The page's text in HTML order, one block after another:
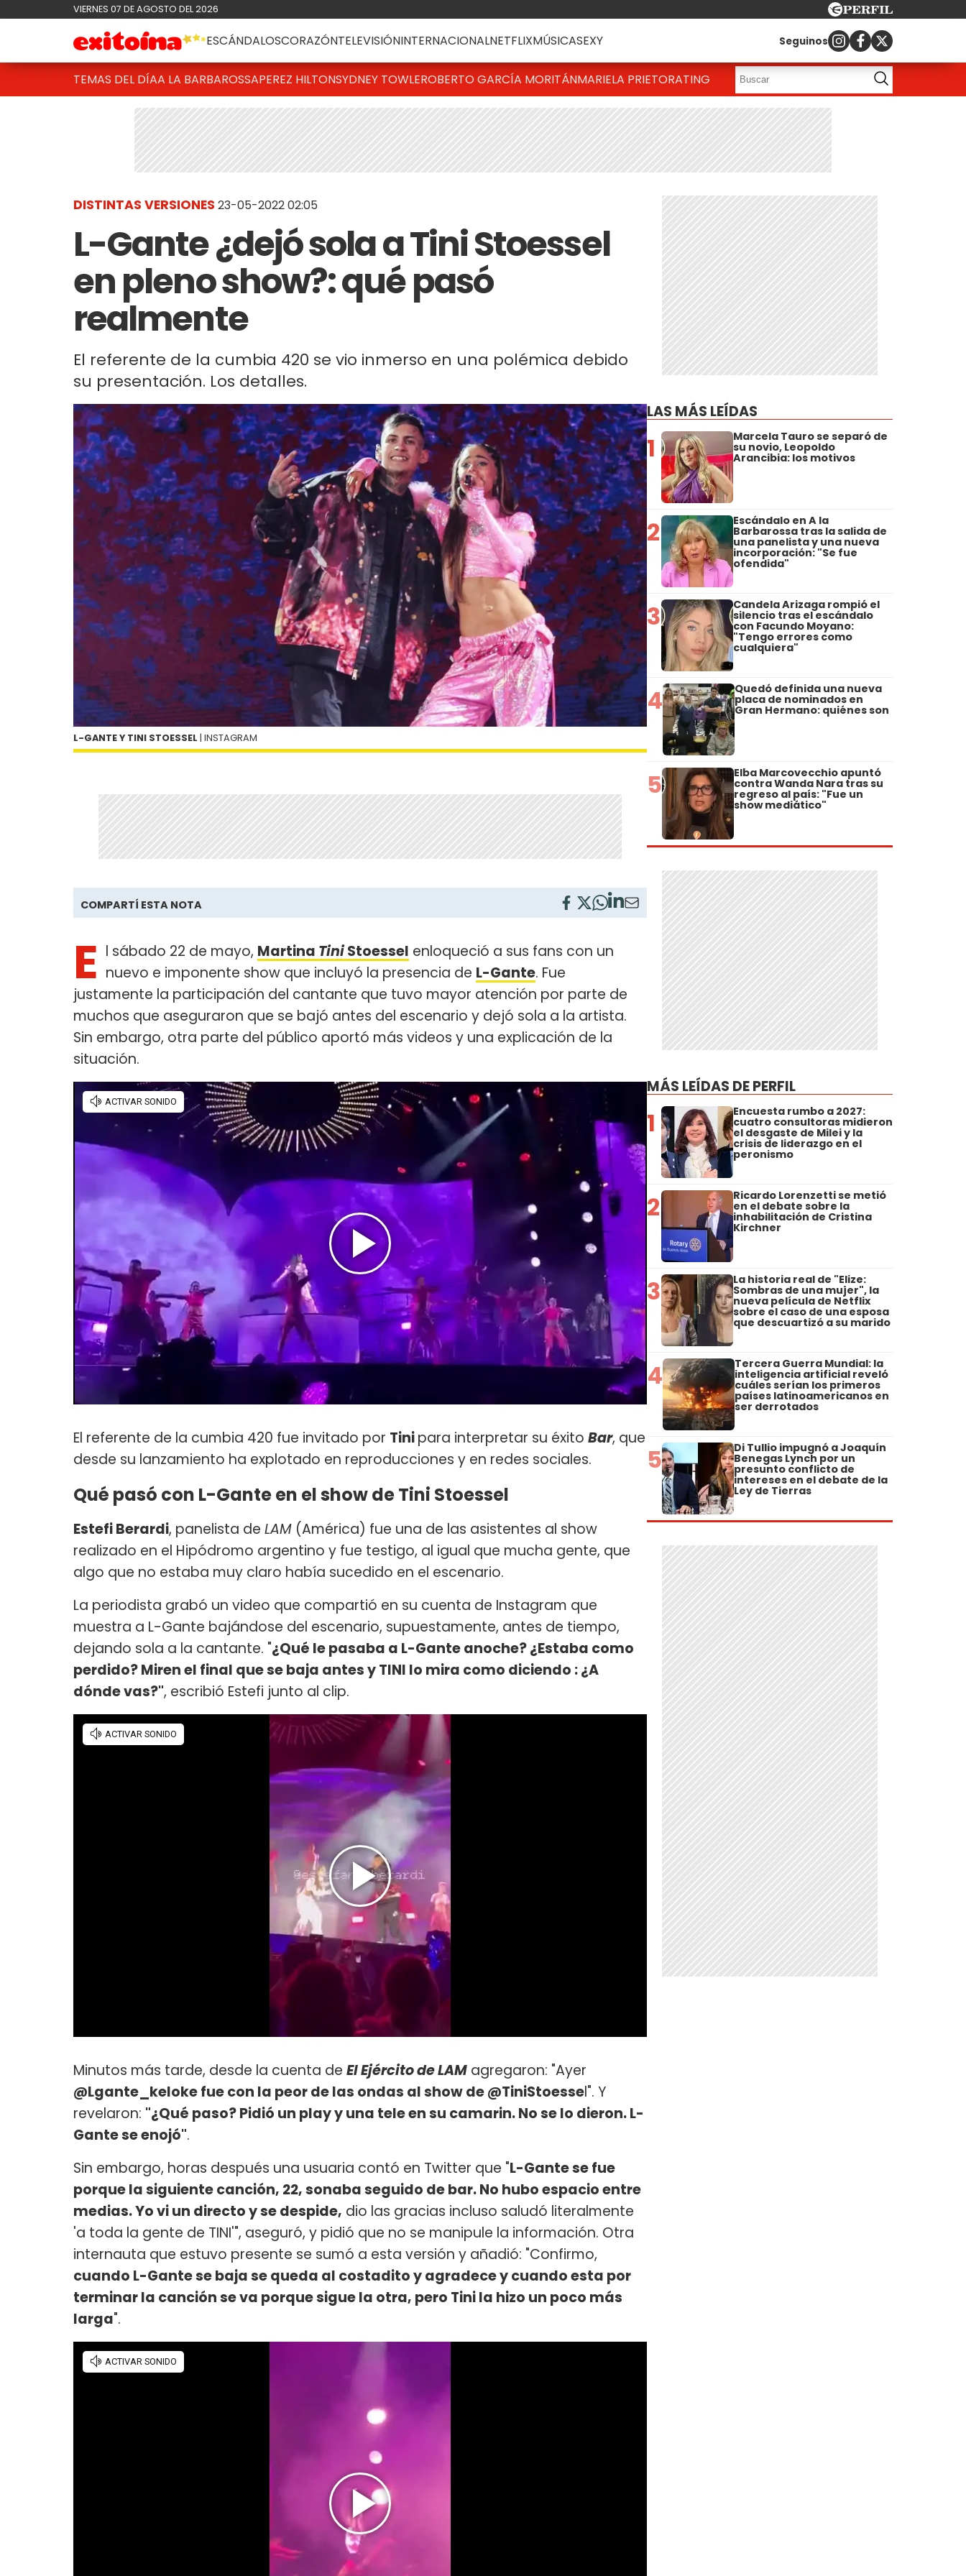
VIERNES 07 DE AGOSTO DEL 2026
ESCÁNDALOSCORAZÓNTELEVISIÓNINTERNACIONALNETFLIXMÚSICASEXY Seguinos
TEMAS DEL DÍAA LA BARBAROSSAPEREZ HILTONSYDNEY TOWLEROBERTO GARCÍA MORITÁNMARIELA PRIETORATING
DISTINTAS VERSIONES 23-05-2022 02:05
L-Gante ¿dejó sola a Tini Stoessel
en pleno show?: qué pasó
realmente
El referente de la cumbia 420 se vio inmerso en una polémica debido
su presentación. Los detalles.
L-GANTE Y TINI STOESSEL | INSTAGRAM
COMPARTÍ ESTA NOTA
E l sábado 22 de mayo, Martina TiniStoessel enloqueció a sus fans con un
nuevo e imponente show que incluyó la presencia de L-Gante. Fue
justamente la participación del cantante que tuvo mayor atención por parte de
muchos que aseguraron que se bajó antes del escenario y dejó sola a la artista.
Sin embargo, otra parte del público aportó más videos y una explicación de la
situación.
El referente de la cumbia 420 fue invitado por Tinipara interpretar su éxito Bar, que
desde su lanzamiento ha explotado en reproducciones y en redes sociales.
Qué pasó con L-Gante en el show de Tini Stoessel
Estefi Berardi, panelista de LAM (América) fue una de las asistentes al show
realizado en el Hipódromo argentino y fue testigo, al igual que mucha gente, que
algo que no estaba muy claro había sucedido en el escenario.
La periodista grabó un video que compartió en su cuenta de Instagram que
muestra a L-Gante bajándose del escenario, supuestamente, antes de tiempo,
dejando sola a la cantante. "¿Qué le pasaba a L-Gante anoche? ¿Estaba como
perdido? Miren el final que se baja antes y TINI lo mira como diciendo : ¿A
dónde vas?", escribió Estefi junto al clip.
Minutos más tarde, desde la cuenta de El Ejército de LAM agregaron: "Ayer
@Lgante_keloke fue con la peor de las ondas al show de @TiniStoessel". Y
revelaron: "¿Qué paso? Pidió un play y una tele en su camarin. No se lo dieron. L-
Gante se enojó".
Sin embargo, horas después una usuaria contó en Twitter que "L-Gante se fue
porque la siguiente canción, 22, sonaba seguido de bar. No hubo espacio entre
medias. Yo vi un directo y se despide, dio las gracias incluso saludó literalmente
'a toda la gente de TINI'", aseguró, y pidió que no se manipule la información. Otra
internauta que estuvo presente se sumó a esta versión y añadió: "Confirmo,
cuando L-Gante se baja se queda al costadito y agradece y cuando esta por
terminar la canción se va porque sigue la otra, pero Tini la hizo un poco más
larga".
LAS MÁS LEÍDAS
1 Marcela Tauro se separó de
su novio, Leopoldo
Arancibia: los motivos
2 Escándalo en A la
Barbarossa tras la salida de
una panelista y una nueva
incorporación: "Se fue
ofendida"
3 Candela Arizaga rompió el
silencio tras el escándalo
con Facundo Moyano:
"Tengo errores como
cualquiera"
4 Quedó definida una nueva
placa de nominados en
Gran Hermano: quiénes son
5 Elba Marcovecchio apuntó
contra Wanda Nara tras su
regreso al país: "Fue un
show mediático"
MÁS LEÍDAS DE PERFIL
1 Encuesta rumbo a 2027:
cuatro consultoras midieron
el desgaste de Milei y la
crisis de liderazgo en el
peronismo
2 Ricardo Lorenzetti se metió
en el debate sobre la
inhabilitación de Cristina
Kirchner
3 La historia real de "Elize:
Sombras de una mujer", la
nueva película de Netflix
sobre el caso de una esposa
que descuartizó a su marido
4 Tercera Guerra Mundial: la
inteligencia artificial reveló
cuáles serían los primeros
países latinoamericanos en
ser derrotados
5 Di Tullio impugnó a Joaquín
Benegas Lynch por un
presunto conflicto de
intereses en el debate de la
Ley de Tierras